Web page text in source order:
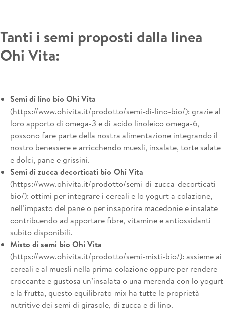
Tanti i semi proposti dalla linea
Ohi Vita:
Semi di lino bio Ohi Vita
(https://www.ohivita.it/prodotto/semi-di-lino-bio/): grazie al
loro apporto di omega-3 e di acido linoleico omega-6,
possono fare parte della nostra alimentazione integrando il
nostro benessere e arricchendo muesli, insalate, torte salate
e dolci, pane e grissini.
Semi di zucca decorticati bio Ohi Vita
(https://www.ohivita.it/prodotto/semi-di-zucca-decorticati-
bio/): ottimi per integrare i cereali e lo yogurt a colazione,
nell’impasto del pane o per insaporire macedonie e insalate
contribuendo ad apportare fibre, vitamine e antiossidanti
subito disponibili.
Misto di semi bio Ohi Vita
(https://www.ohivita.it/prodotto/semi-misti-bio/): assieme ai
cereali e al muesli nella prima colazione oppure per rendere
croccante e gustosa un’insalata o una merenda con lo yogurt
e la frutta, questo equilibrato mix ha tutte le proprietà
nutritive dei semi di girasole, di zucca e di lino.